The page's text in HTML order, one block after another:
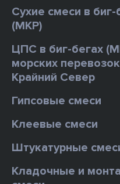
Сухие смеси в биг-
(МКР)
ЦПС в биг-бегах
морских
Крайний Север
Гипсовые смеси
Клеевые смеси
Штукатурные
Кладочные и